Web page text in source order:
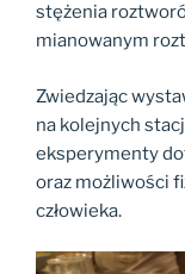
stężenia
mianowanym
Zwiedzając
na kolejnych
eksperymenty
oraz możliwości
człowieka.